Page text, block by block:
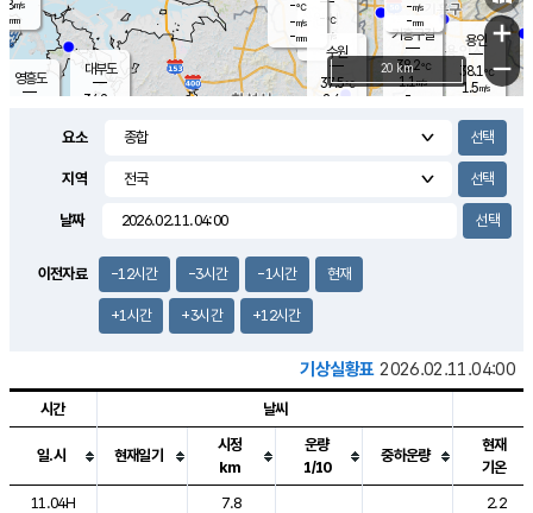
m/s
mm
영흥도
용인
38.1℃
1.5m/s
3.6m/s
대부도
34.2
- ℃
m/s
mm
기흥구갈
38.2℃
1.1m/s
-
-℃
-m/s
-mm
-m/s
-mm
수원
37.5℃
2.4 m/s
+
−
20 km
요소
지역
날짜
이전자료 -12시간 -3시간 -1시간 현재
+1시간 +3시간 +12시간
기상실황표 2026.02.11.04:00
도시별 기상실황표로 지점, 날씨, 기온, 강수, 바람, 기압등을 안내한 표입
시간 날씨
일.시 현재일기
시정
km
운량
1/10
중하운량
현재
기온
11.04H
7.8
2.2